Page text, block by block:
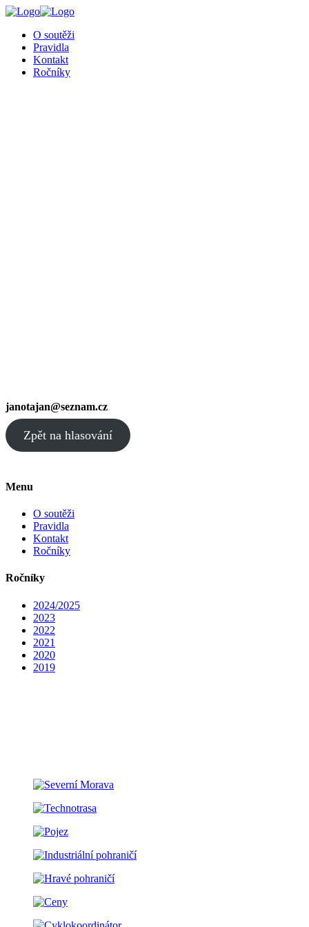
O soutěži
Pravidla
Kontakt
Ročníky
janotajan@seznam.cz
Zpět na hlasování
Menu
O soutěži
Pravidla
Kontakt
Ročníky
Ročníky
2024/2025
2023
2022
2021
2020
2019